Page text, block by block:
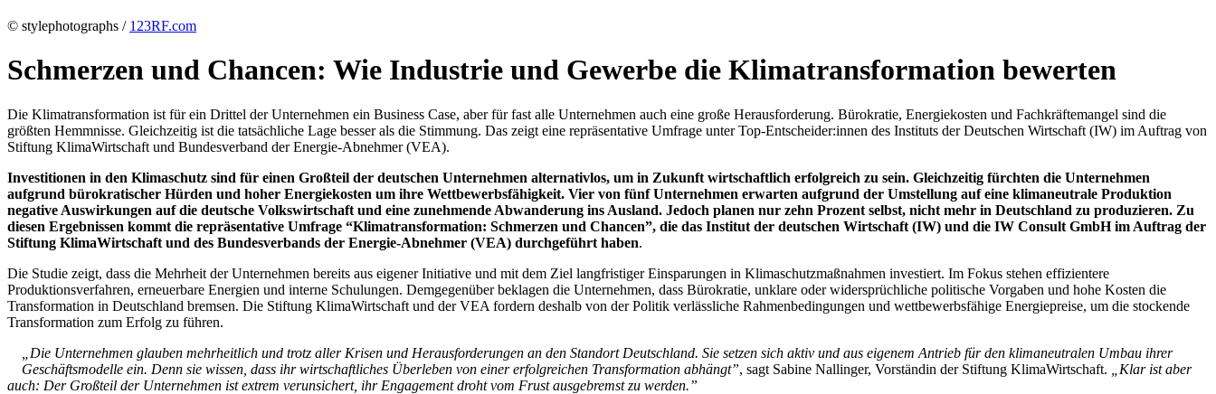
© stylephotographs / 123RF.com
Schmerzen und Chancen: Wie Industrie und Gewerbe die Klimatransformation bewerten
Die Klimatransformation ist für ein Drittel der Unternehmen ein Business Case, aber für fast alle Unternehmen auch eine große Herausforderung. Bürokratie, Energiekosten und Fachkräftemangel sind die
größten Hemmnisse. Gleichzeitig ist die tatsächliche Lage besser als die Stimmung. Das zeigt eine repräsentative Umfrage unter Top-Entscheider:innen des Instituts der Deutschen Wirtschaft (IW) im Auftrag von
Stiftung KlimaWirtschaft und Bundesverband der Energie-Abnehmer (VEA).
Investitionen in den Klimaschutz sind für einen Großteil der deutschen Unternehmen alternativlos, um in Zukunft wirtschaftlich erfolgreich zu sein. Gleichzeitig fürchten die Unternehmen
aufgrund bürokratischer Hürden und hoher Energiekosten um ihre Wettbewerbsfähigkeit. Vier von fünf Unternehmen erwarten aufgrund der Umstellung auf eine klimaneutrale Produktion
negative Auswirkungen auf die deutsche Volkswirtschaft und eine zunehmende Abwanderung ins Ausland. Jedoch planen nur zehn Prozent selbst, nicht mehr in Deutschland zu produzieren. Zu
diesen Ergebnissen kommt die repräsentative Umfrage “Klimatransformation: Schmerzen und Chancen”, die das Institut der deutschen Wirtschaft (IW) und die IW Consult GmbH im Auftrag der
Stiftung KlimaWirtschaft und des Bundesverbands der Energie-Abnehmer (VEA) durchgeführt haben.
Die Studie zeigt, dass die Mehrheit der Unternehmen bereits aus eigener Initiative und mit dem Ziel langfristiger Einsparungen in Klimaschutzmaßnahmen investiert. Im Fokus stehen effizientere
Produktionsverfahren, erneuerbare Energien und interne Schulungen. Demgegenüber beklagen die Unternehmen, dass Bürokratie, unklare oder widersprüchliche politische Vorgaben und hohe Kosten die
Transformation in Deutschland bremsen. Die Stiftung KlimaWirtschaft und der VEA fordern deshalb von der Politik verlässliche Rahmenbedingungen und wettbewerbsfähige Energiepreise, um die stockende
Transformation zum Erfolg zu führen.
„Die Unternehmen glauben mehrheitlich und trotz aller Krisen und Herausforderungen an den Standort Deutschland. Sie setzen sich aktiv und aus eigenem Antrieb für den klimaneutralen Umbau ihrer
Geschäftsmodelle ein. Denn sie wissen, dass ihr wirtschaftliches Überleben von einer erfolgreichen Transformation abhängt”, sagt Sabine Nallinger, Vorständin der Stiftung KlimaWirtschaft. „Klar ist aber
auch: Der Großteil der Unternehmen ist extrem verunsichert, ihr Engagement droht vom Frust ausgebremst zu werden.”